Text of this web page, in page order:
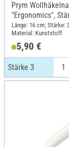
Prym
"Ergonomics",
Länge: 16 cm; Stärke:
Material: Kunststoff
5,90 €
Stärke 3